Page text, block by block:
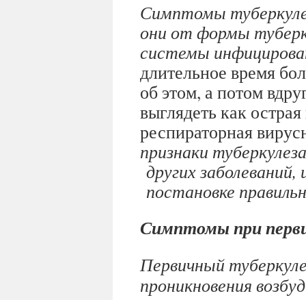
Симптомы
они от формы
системы
длительное время
об этом, а потом
выглядеть как
респираторная
признаки
других
постановке
Симптомы при
Первичный
проникновения